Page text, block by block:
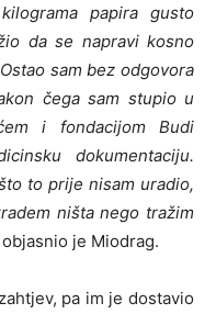
papira gusto
da se napravi kosno
sam bez odgovora
čega sam stupio u
i fondacijom Budi
dokumentaciju.
to prije nisam uradio,
ništa nego tražim
objasnio je Miodrag.
pa im je dostavio